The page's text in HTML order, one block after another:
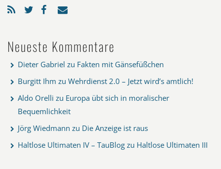
Neueste Kommentare
Dieter Gabriel zu Fakten mit Gänsefüßchen
Burgitt Ihm zu Wehrdienst 2.0 – Jetzt wird’s amtlich!
Aldo Orelli zu Europa übt sich in moralischer
Bequemlichkeit
Jörg Wiedmann zu Die Anzeige ist raus
Haltlose Ultimaten IV – TauBlog zu Haltlose Ultimaten III